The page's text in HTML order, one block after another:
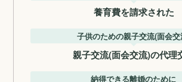
養育費を請求された
子供のための親子交流(面会交
親子交流(面会交流)の代理
納得できる離婚のために